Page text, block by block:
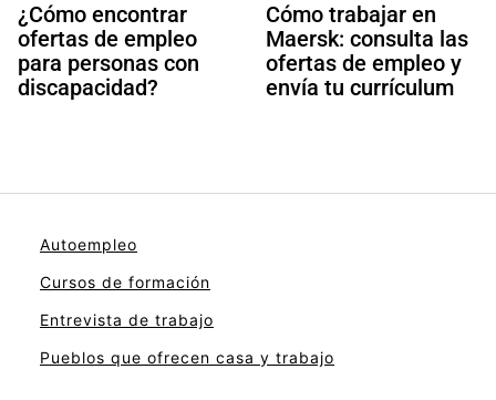
¿Cómo encontrar
ofertas de empleo
para personas con
discapacidad?
Cómo trabajar en
Maersk: consulta las
ofertas de empleo y
envía tu currículum
Autoempleo
Cursos de formación
Entrevista de trabajo
Pueblos que ofrecen casa y trabajo